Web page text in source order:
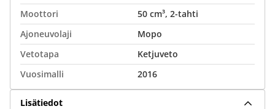
Moottori
50 cm³, 2-tahti
Ajoneuvolaji
Mopo
Vetotapa
Ketjuveto
Vuosimalli
2016
Lisätiedot